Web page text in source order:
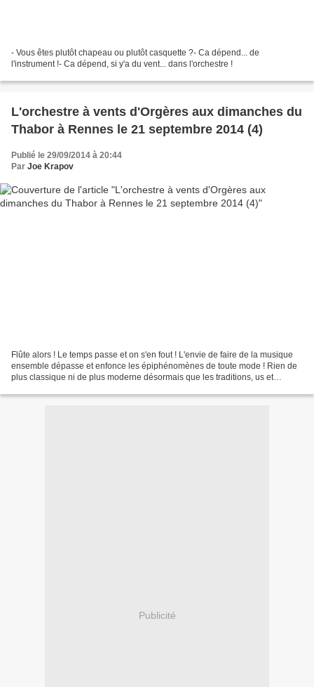
- Vous êtes plutôt chapeau ou plutôt casquette ?- Ca dépend... de
l'instrument !- Ca dépend, si y'a du vent... dans l'orchestre !
L'orchestre à vents d'Orgères aux dimanches du
Thabor à Rennes le 21 septembre 2014 (4)
Publié le 29/09/2014 à 20:44
Par Joe Krapov
Flûte alors ! Le temps passe et on s'en fout ! L'envie de faire de la musique
ensemble dépasse et enfonce les épiphénomènes de toute mode ! Rien de
plus classique ni de plus moderne désormais que les traditions, us et
Publicité